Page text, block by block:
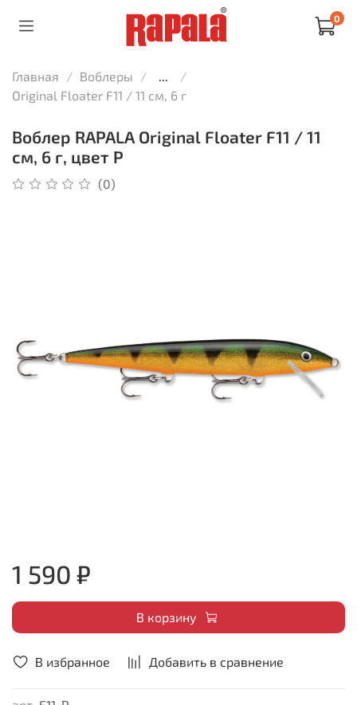
0
Главная Воблеры
...
Original Floater F11 / 11 см, 6 г
Воблер RAPALA Original Floater F11 / 11
см, 6 г, цвет P
(0)
В избранное Добавить в сравнение
1 590 ₽
В корзину